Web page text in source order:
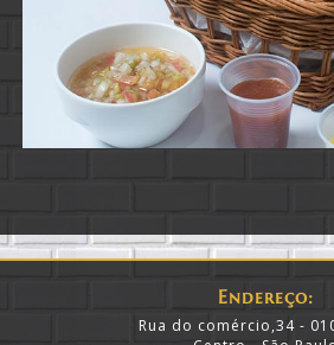
Endereço:
Rua do comércio,34 -